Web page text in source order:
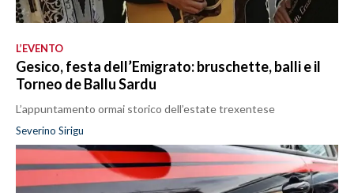
L’EVENTO
Gesico, festa dell’Emigrato: bruschette, balli e il
Torneo de Ballu Sardu
L’appuntamento ormai storico dell’estate trexentese
Severino Sirigu